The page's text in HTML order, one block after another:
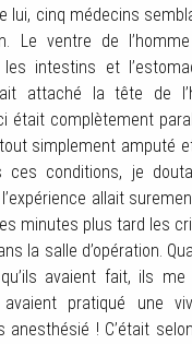
lui, cinq médecins
Le ventre de
intestins et
attaché la tête de
était complètement
simplement amputé
ces conditions, je
allait
minutes plus tard les
la salle d’opération.
avaient fait, ils me
avaient pratiqué une
anesthésié ! C’était